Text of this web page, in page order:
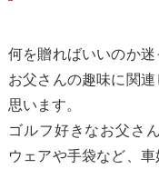
何を贈ればいいのか迷
お父さんの趣味に関
思います。
ゴルフ好きなお父さ
ウェアや手袋など、